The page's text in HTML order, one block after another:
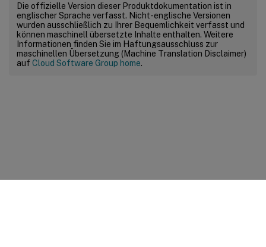
Die offizielle Version dieser Produktdokumentation ist in
englischer Sprache verfasst. Nicht-englische Versionen
wurden ausschließlich zu Ihrer Bequemlichkeit verfasst und
können maschinell übersetzte Inhalte enthalten. Weitere
Informationen finden Sie im Haftungsausschluss zur
maschinellen Übersetzung (Machine Translation Disclaimer)
auf Cloud Software Group home.